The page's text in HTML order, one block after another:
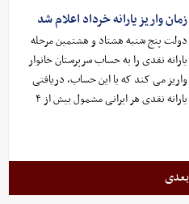
زمان واریز یارانه خرداد اعلام شد
دولت پنج شنبه هشتاد و هشتمین مرحله
یارانه نقدی را به حساب سرپرستان خانوار
واریز می کند که با این حساب، دریافتی
یارانه نقدی هر ایرانی مشمول بیش از ۴
بعدی